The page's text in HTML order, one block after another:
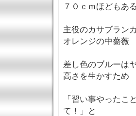
７０ｃｍほどもあ
主役のカサブラン
オレンジの中薔薇
差し色のブルーは
高さを生かすため
「習い事やったこ
て！」と